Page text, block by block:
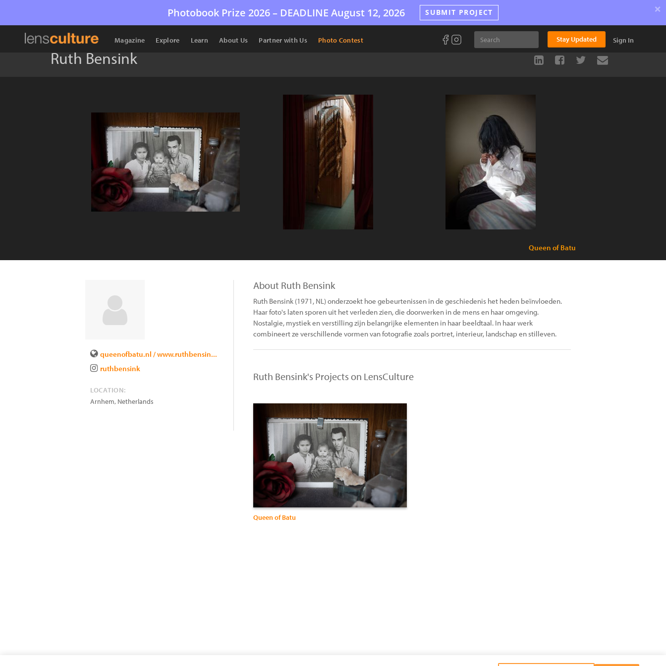
Photobook Prize 2026 – DEADLINE August 12, 2026 SUBMIT PROJECT ×
Magazine Explore Learn About Us Partner with Us Photo Contest Stay Updated Sign In
Ruth Bensink
Queen of Batu
queenofbatu.nl / www.ruthbensin...
ruthbensink
LOCATION:
Arnhem, Netherlands
About Ruth Bensink
Ruth Bensink (1971, NL) onderzoekt hoe gebeurtenissen in de geschiedenis het heden beïnvloeden.
Haar foto's laten sporen uit het verleden zien, die doorwerken in de mens en haar omgeving.
Nostalgie, mystiek en verstilling zijn belangrijke elementen in haar beeldtaal. In haar werk
combineert ze verschillende vormen van fotografie zoals portret, interieur, landschap en stilleven.
Ruth Bensink's Projects on LensCulture
Queen of Batu